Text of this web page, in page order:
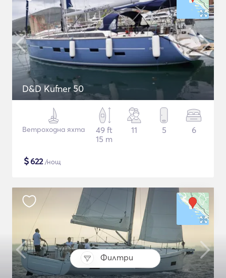
Филтри
D&D Kufner 50
Ветроходна яхта
49 ft
15 m
11 5 6
$622/нощ